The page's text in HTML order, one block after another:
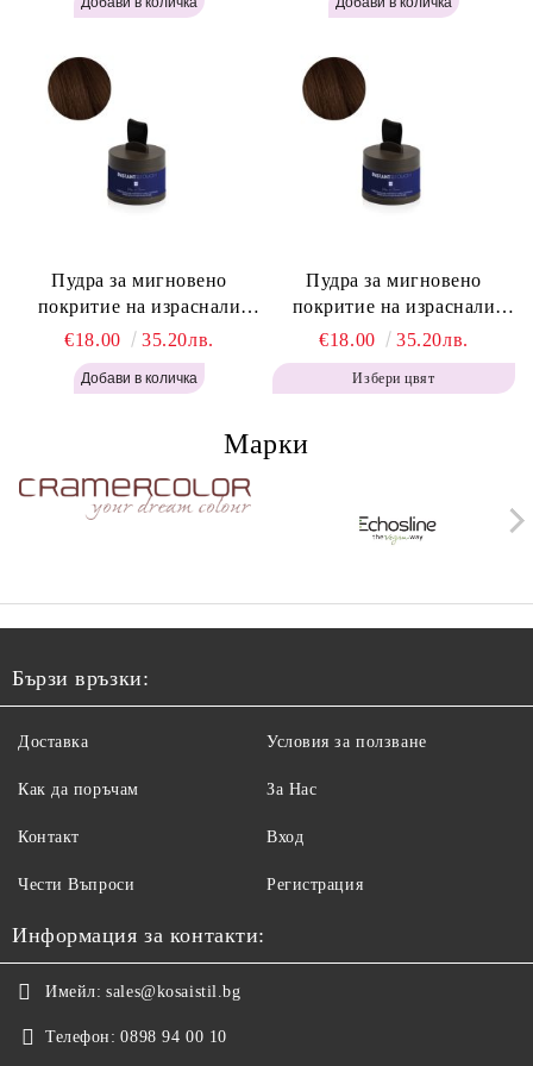
Blonde H645 Powder - Light Brown H644
Пудра за мигновено
покритие на израснали
корени Топло Кафяво -
Labor Pro Instant Retouch
Powder - Warm Brown H643
€18.00 35.20лв.
Пудра за мигновено
покритие на израснали
корени Кафяво - Labor Pro
Instant Retouch Powder -
Brown H642
€18.00 35.20лв.
Избери цвят
Марки
Бързи връзки:
Доставка
Как да поръчам
Контакт
Чести Въпроси
Условия за ползване
За Нас
Вход
Регистрация
Информация за контакти:
Имейл: sales@kosaistil.bg
Телефон: 0898 94 00 10